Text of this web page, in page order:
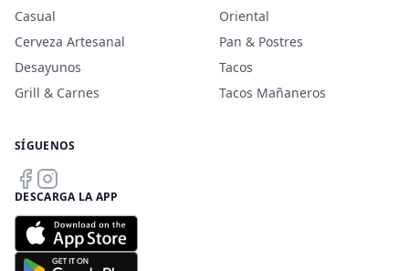
Casual
Cerveza Artesanal
Desayunos
Grill & Carnes
Oriental
Pan & Postres
Tacos
Tacos Mañaneros
SÍGUENOS
DESCARGA LA APP